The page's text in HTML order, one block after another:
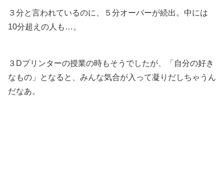
３分と言われているのに、５分オーバーが続出。中には
10分超えの人も…。
３Dプリンターの授業の時もそうでしたが、「自分の好き
なもの」となると、みんな気合が入って凝りだしちゃうん
だなあ。